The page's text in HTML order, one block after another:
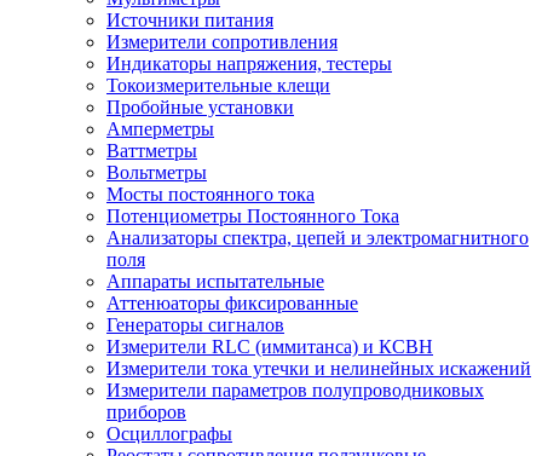
Источники питания
Измерители сопротивления
Индикаторы напряжения, тестеры
Токоизмерительные клещи
Пробойные установки
Амперметры
Ваттметры
Вольтметры
Мосты постоянного тока
Потенциометры Постоянного Тока
Анализаторы спектра, цепей и электромагнитного
поля
Аппараты испытательные
Аттенюаторы фиксированные
Генераторы сигналов
Измерители RLC (иммитанса) и КСВН
Измерители тока утечки и нелинейных искажений
Измерители параметров полупроводниковых
приборов
Осциллографы